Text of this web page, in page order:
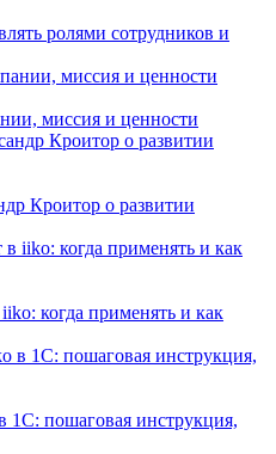
ролями сотрудников и
миссия и ценности
Кроитор о развитии
когда применять и как
1С: пошаговая инструкция,